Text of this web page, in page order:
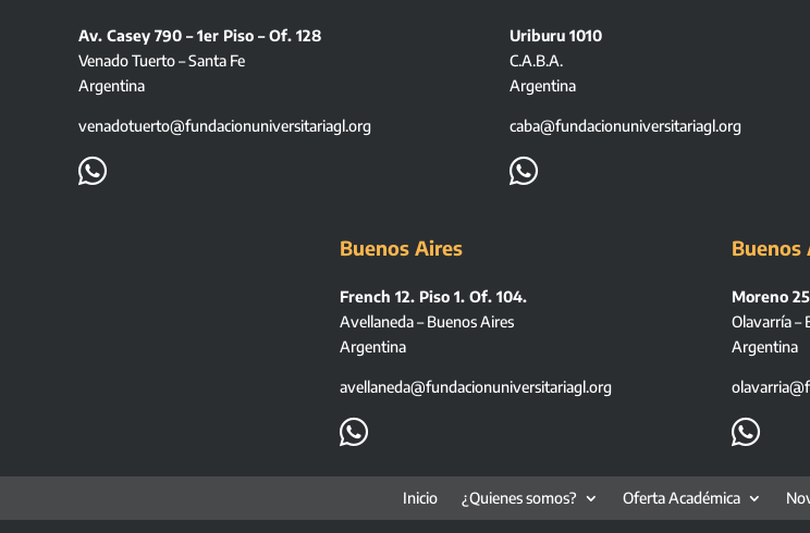
Av. Casey 790 – 1er Piso – Of. 128
Venado Tuerto – Santa Fe
Argentina
venadotuerto@fundacionuniversitariagl.org

Uriburu 1010
C.A.B.A.
Argentina
caba@fundacionuniversitariagl.org

Buenos Aires
French 12. Piso 1. Of. 104.
Avellaneda – Buenos Aires
Argentina
avellaneda@fundacionuniversitariagl.org

Buenos
Moreno
Olavarría –
Argentina

Inicio ¿Quienes somos? Oferta Académica